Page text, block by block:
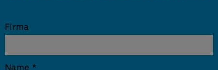
Firma
Name *